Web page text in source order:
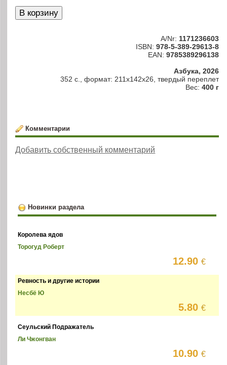
A/Nr: 1171236603
ISBN: 978-5-389-29613-8
EAN: 9785389296138
Азбука, 2026
352 с., формат: 211х142х26, твердый переплет
Вес: 400 г
Комментарии
Добавить собственный комментарий
Новинки раздела
Королева ядов
Торогуд Роберт
12.90€
Ревность и другие истории
Несбё Ю
5.80€
Сеульский Подражатель
Ли Чжонгван
10.90€